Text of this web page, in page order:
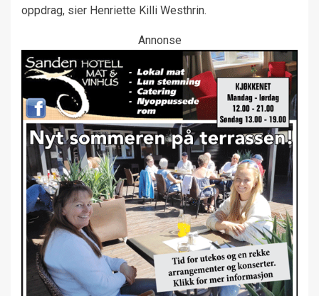
oppdrag, sier Henriette Killi Westhrin.
Annonse